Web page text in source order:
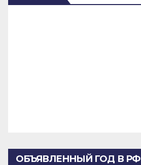
ОБЪЯВЛЕННЫЙ ГОД В РФ